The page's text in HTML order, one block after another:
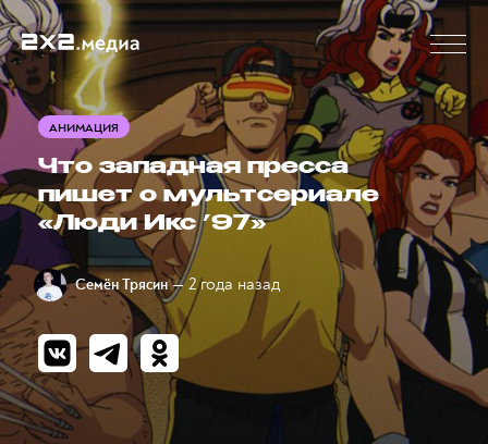
АНИМАЦИЯ
Что западная пресса
пишет о мультсериале
«Люди Икс ’97»
Семён Трясин — 2 года назад